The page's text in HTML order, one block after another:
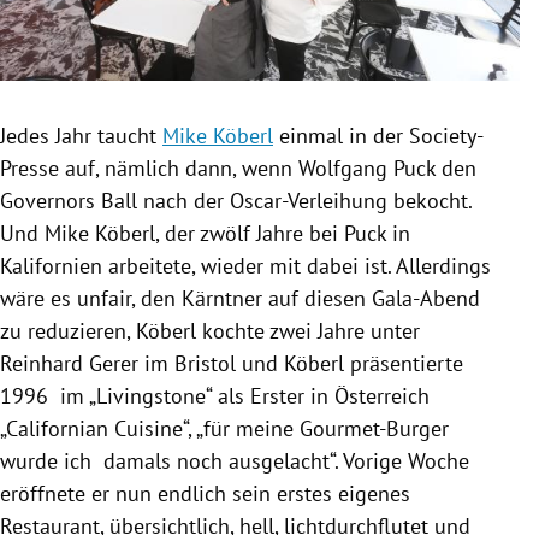
Untermenü
Untermenü
Untermenü
Jedes Jahr taucht Mike Köberl einmal in der Society-
Presse auf, nämlich dann, wenn Wolfgang Puckden
Governors Ball nach der Oscar-Verleihung bekocht.
Und Mike Köberl, der zwölf Jahre bei Puckin
Kalifornien arbeitete, wieder mit dabei ist. Allerdings
wäre es unfair, den Kärntner auf diesen Gala-Abend
zu reduzieren, Köberl kochte zwei Jahre unter
Reinhard Gerer im Bristol und Köberl präsentierte
1996 im „Livingstone“ als Erster in Österreich
„Californian Cuisine“, „für meine Gourmet-Burger
wurde ich damals noch ausgelacht“. Vorige Woche
eröffnete er nun endlich sein erstes eigenes
Restaurant, übersichtlich, hell, lichtdurchflutet und